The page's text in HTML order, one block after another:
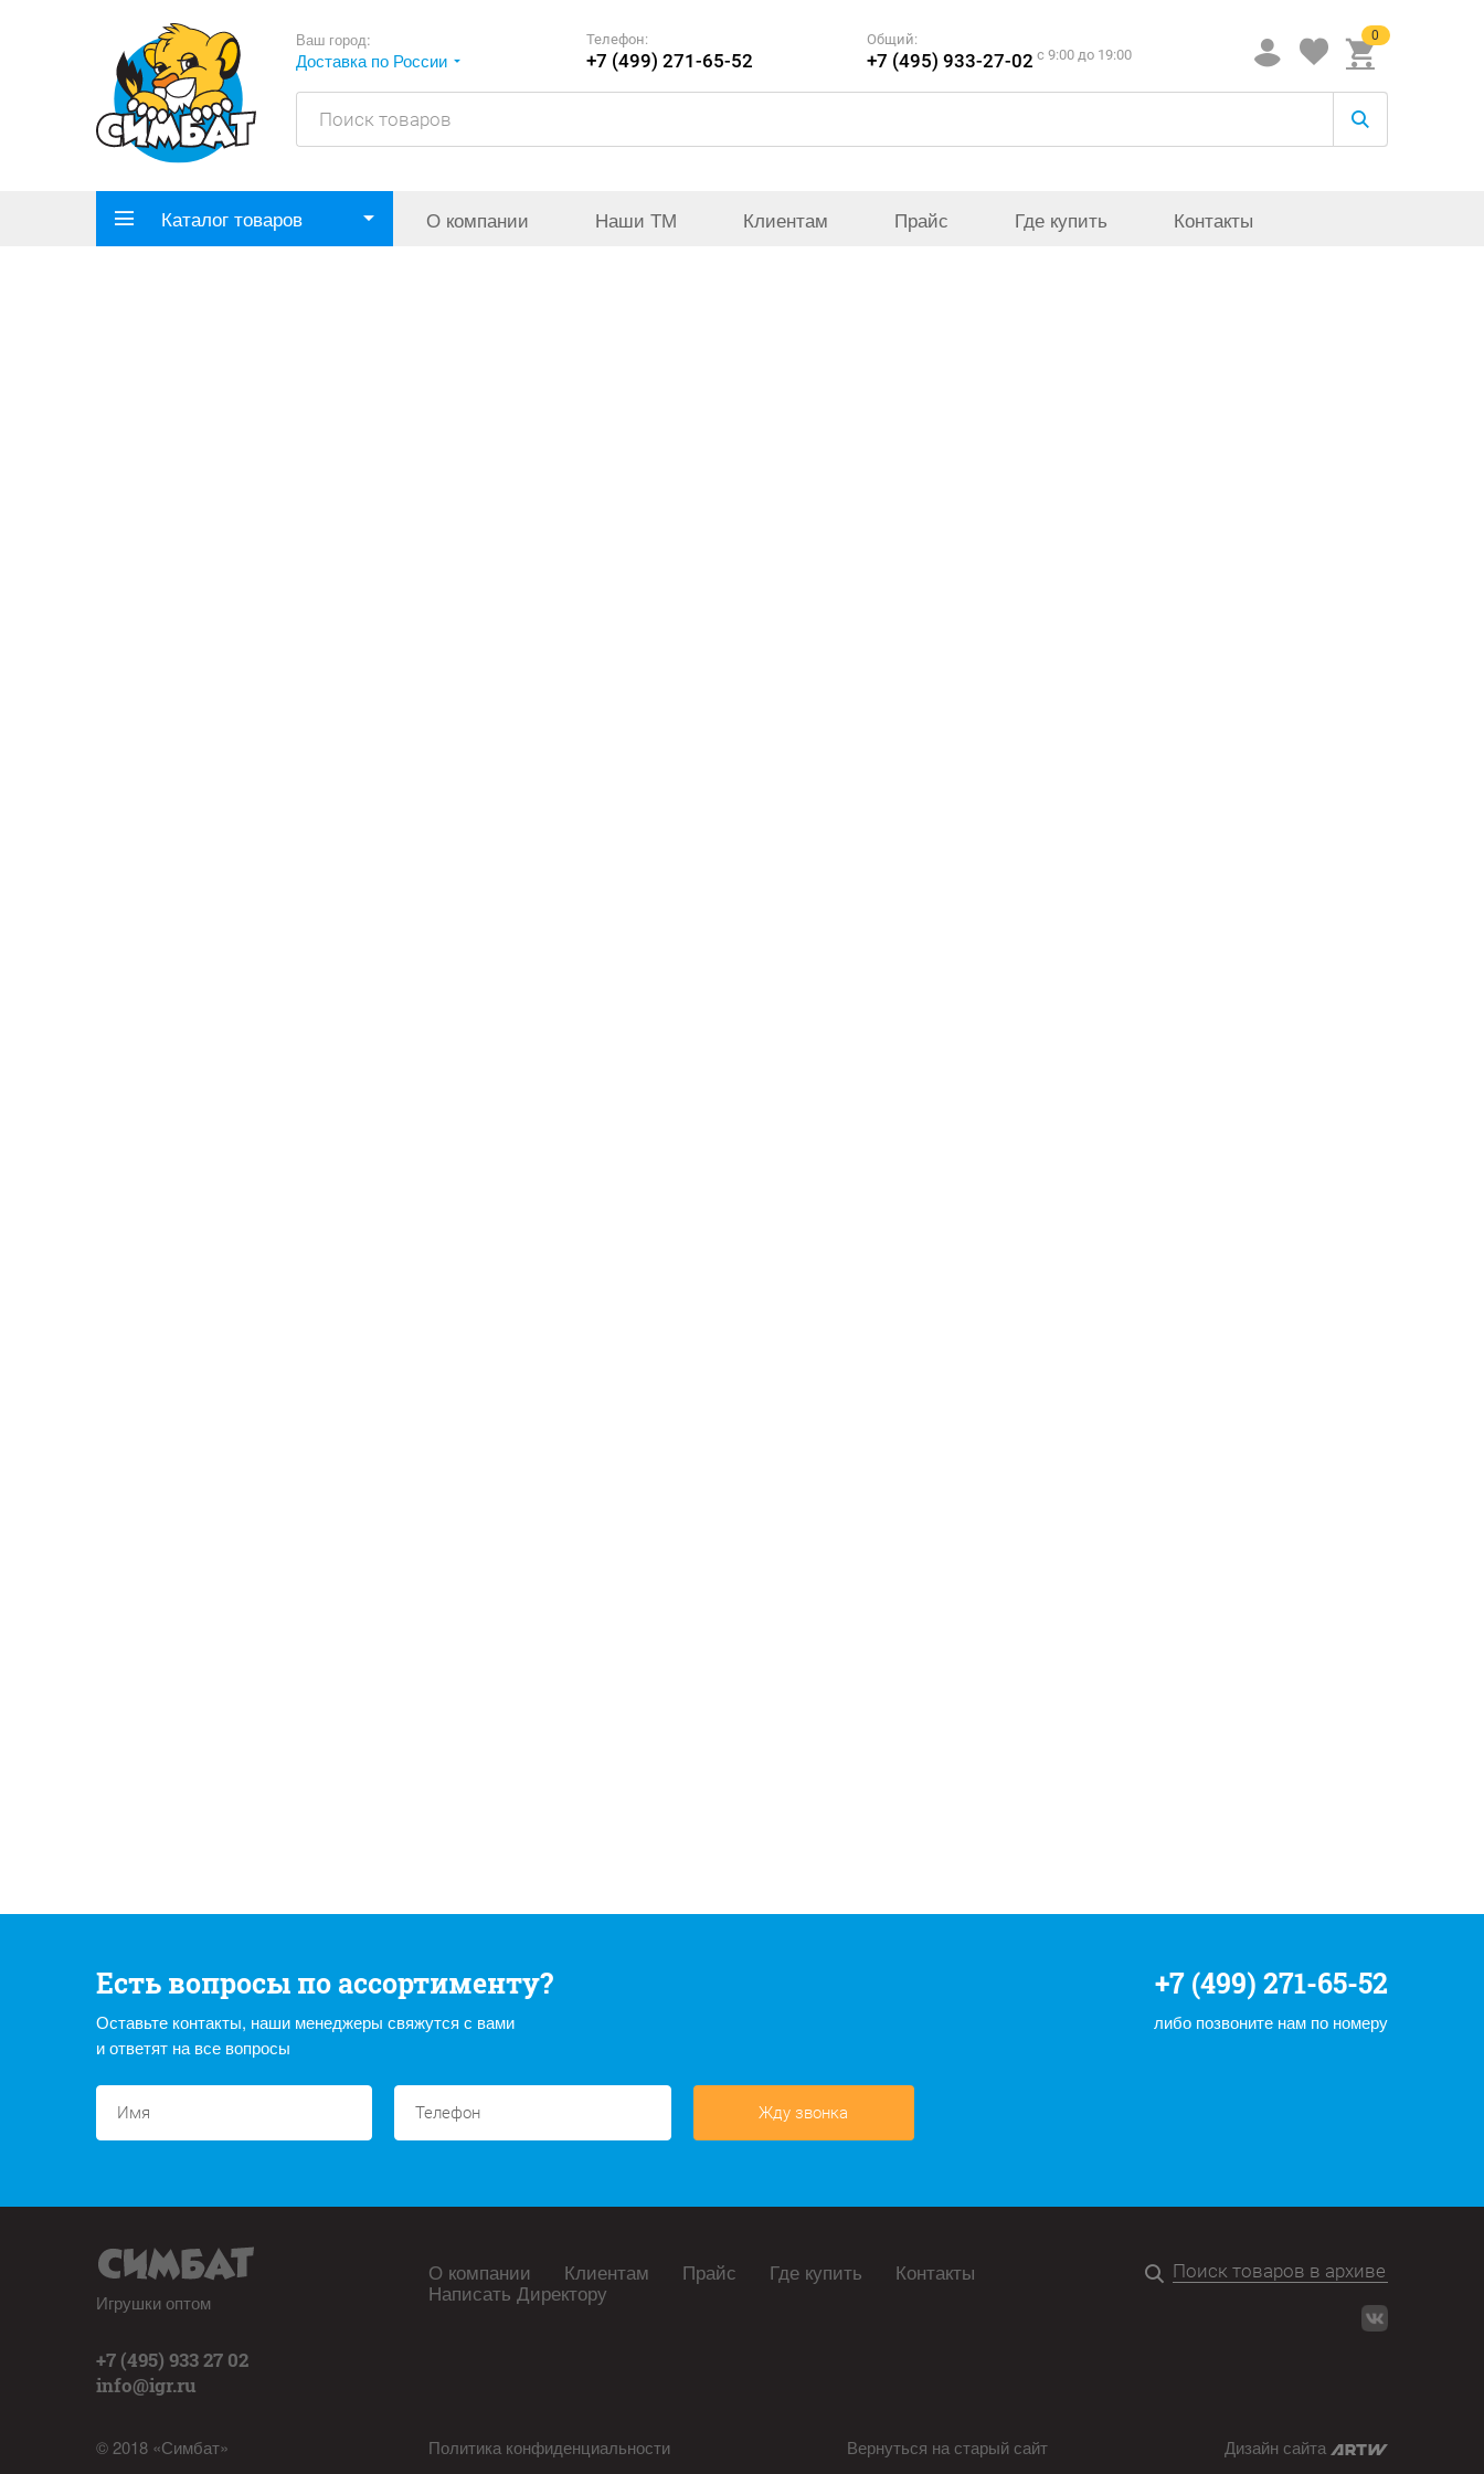
Ваш город:
Доставка по России
Телефон:
+7 (499) 271-65-52
Общий:
+7 (495) 933-27-02 c 9:00 до 19:00
0
Каталог товаров О компании Наши ТМ Клиентам Прайс Где купить Контакты
Есть вопросы по ассортименту?
Оставьте контакты, наши менеджеры свяжутся с вами
и ответят на все вопросы
+7 (499) 271-65-52
либо позвоните нам по номеру
Жду звонка
Игрушки оптом
+7 (495) 933 27 02
info@igr.ru
© 2018 «Симбат»
О компании Клиентам Прайс Где купить Контакты
Написать Директору
Политика конфиденциальности Вернуться на старый сайт Дизайн сайта